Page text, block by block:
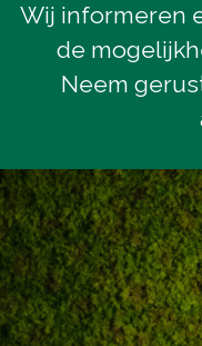
Wij informeren
de
Neem